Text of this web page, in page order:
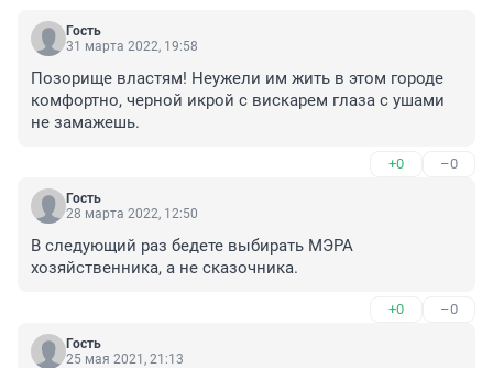
Гость
31 марта 2022, 19:58
Позорище властям! Неужели им жить в этом городе
комфортно, черной икрой с вискарем глаза с ушами
не замажешь.
+0 –0
Гость
28 марта 2022, 12:50
В следующий раз бедете выбирать МЭРА
хозяйственника, а не сказочника.
+0 –0
Гость
25 мая 2021, 21:13